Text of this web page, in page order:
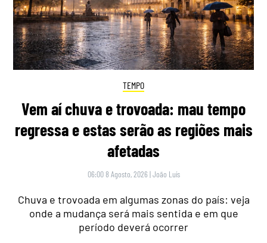
TEMPO
Vem aí chuva e trovoada: mau tempo
regressa e estas serão as regiões mais
afetadas
06:00 8 Agosto, 2026 |João Luís
Chuva e trovoada em algumas zonas do país: veja
onde a mudança será mais sentida e em que
período deverá ocorrer